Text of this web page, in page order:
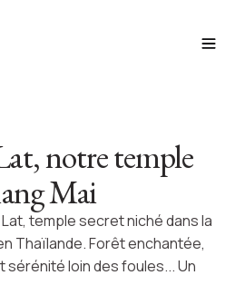
notre temple
Mai
temple secret niché dans la
Thaïlande. Forêt enchantée,
sérénité loin des foules... Un